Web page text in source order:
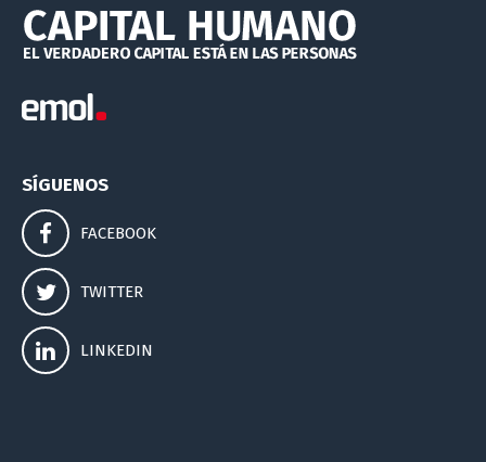
SÍGUENOS
FACEBOOK
TWITTER
LINKEDIN